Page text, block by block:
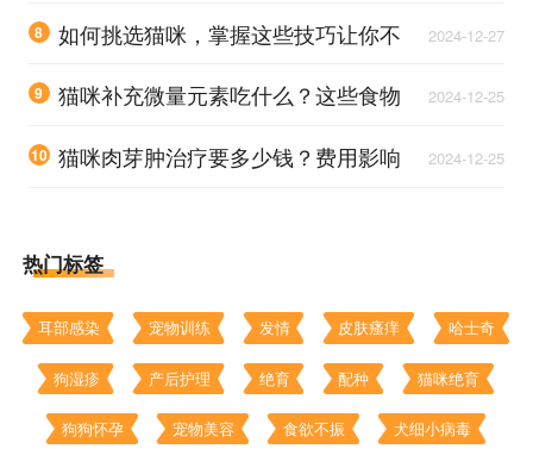
8
如何挑选猫咪，掌握这些技巧让你不
2024-12-27
9
猫咪补充微量元素吃什么？这些食物
2024-12-25
10 猫咪肉芽肿治疗要多少钱？费用影响
2024-12-25
热门标签
耳部感染 宠物训练 发情 皮肤瘙痒 哈士奇
狗湿疹 产后护理 绝育 配种 猫咪绝育
狗狗怀孕 宠物美容 食欲不振 犬细小病毒